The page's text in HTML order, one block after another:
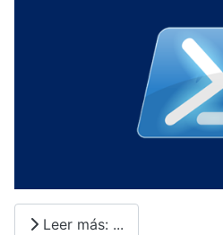
Leer más: ...